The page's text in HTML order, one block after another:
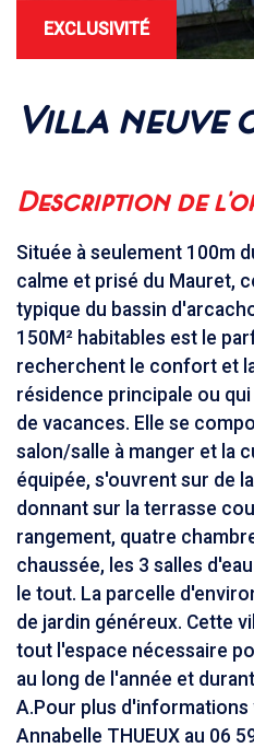
EXCLUSIVITÉ
villa neuve
description de
Située à seulement 100m
calme et prisé du Mauret,
typique du bassin
150M² habitables est le
recherchent le confort et
résidence principale ou
de vacances. Elle se
salon/salle à manger et la
équipée, s'ouvrent sur de
donnant sur la terrasse
rangement, quatre
chaussée, les 3 salles
le tout. La parcelle
de jardin généreux. Cette
tout l'espace nécessaire
au long de l'année et
A.Pour plus
Annabelle THUEUX au 06